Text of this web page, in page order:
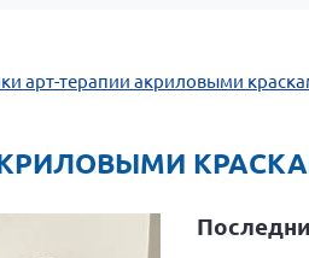
арт-терапии акриловыми